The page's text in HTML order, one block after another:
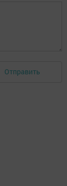
Отправить